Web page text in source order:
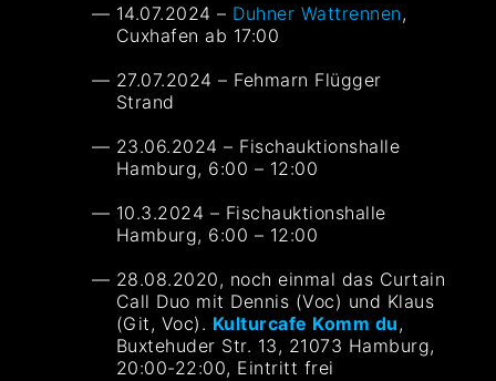
14.07.2024 – Duhner Wattrennen ,
Cuxhafen ab 17:00
27.07.2024 – Fehmarn Flügger
Strand
23.06.2024 – Fischauktionshalle
Hamburg, 6:00 – 12:00
10.3.2024 – Fischauktionshalle
Hamburg, 6:00 – 12:00
28.08.2020, noch einmal das Curtain
Call Duo mit Dennis (Voc) und Klaus
(Git, Voc). Kulturcafe Komm du ,
Buxtehuder Str. 13, 21073 Hamburg,
20:00-22:00, Eintritt frei